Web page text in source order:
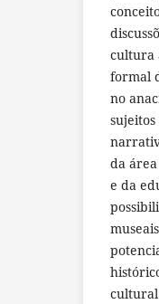
cultura
formal
no
da
e da
cultural